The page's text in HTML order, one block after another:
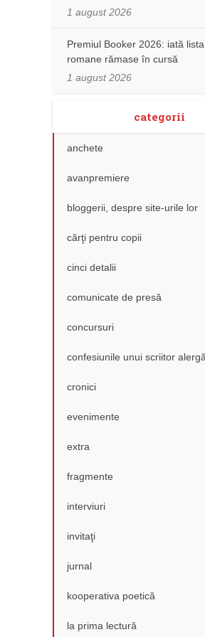
1 august 2026
Premiul Booker 2026: iată
romane rămase în cursă
1 august 2026
categorii
anchete
avanpremiere
bloggerii, despre site-urile lor
cărţi pentru copii
cinci detalii
comunicate de presă
concursuri
confesiunile unui scriitor
cronici
evenimente
extra
fragmente
interviuri
invitaţi
jurnal
kooperativa poetică
la prima lectură